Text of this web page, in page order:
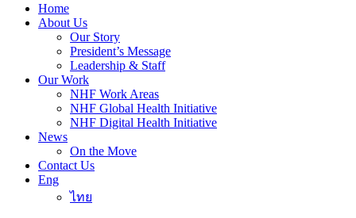
Home
About Us
Our Story
President’s Message
Leadership & Staff
Our Work
NHF Work Areas
NHF Global Health Initiative
NHF Digital Health Initiative
News
On the Move
Contact Us
Eng
ไทย